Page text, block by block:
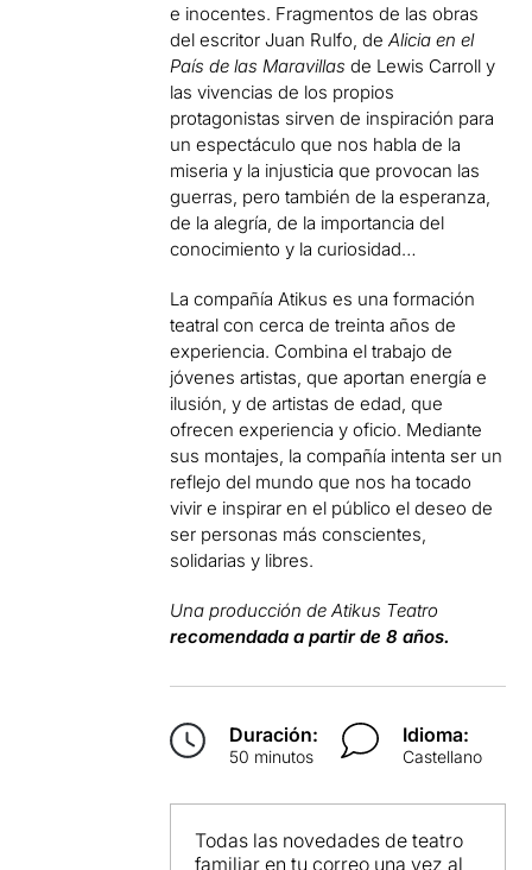
e inocentes. Fragmentos de las obras
del escritor Juan Rulfo, deAlicia en el
País de las Maravillasde Lewis Carroll y
las vivencias de los propios
protagonistas sirven de inspiración para
un espectáculo que nos habla de la
miseria y la injusticia que provocan las
guerras, pero también de la esperanza,
de la alegría, de la importancia del
conocimiento y la curiosidad…
La compañía Atikus es una formación
teatral con cerca de treinta años de
experiencia. Combina el trabajo de
jóvenes artistas, que aportan energía e
ilusión, y de artistas de edad, que
ofrecen experiencia y oficio. Mediante
sus montajes, la compañía intenta ser un
reflejo del mundo que nos ha tocado
vivir e inspirar en el público el deseo de
ser personas más conscientes,
solidarias y libres.
Una producción de Atikus Teatro
recomendada a partir de 8 años.
Duración:
50 minutos
Idioma:
Castellano
Todas las novedades de teatro
familiar en tu correo una vez al